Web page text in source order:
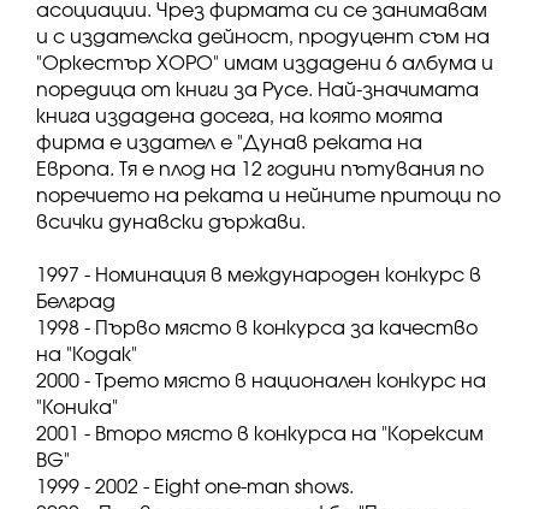
асоциации. Чрез фирмата си се занимавам
и с издателска дейност, продуцент съм на
"Оркестър ХОРО" имам издадени 6 албума и
поредица от книги за Русе. Най-значимата
книга издадена досега, на която моята
фирма е издател е "Дунав реката на
Европа. Тя е плод на 12 години пътувания по
поречието на реката и нейните притоци по
всички дунавски държави.
1997 - Номинация в международен конкурс в
Белград
1998 - Първо място в конкурса за качество
на "Кодак"
2000 - Трето място в национален конкурс на
"Коника"
2001 - Второ място в конкурса на "Корексим
BG"
1999 - 2002 - Eight one-man shows.